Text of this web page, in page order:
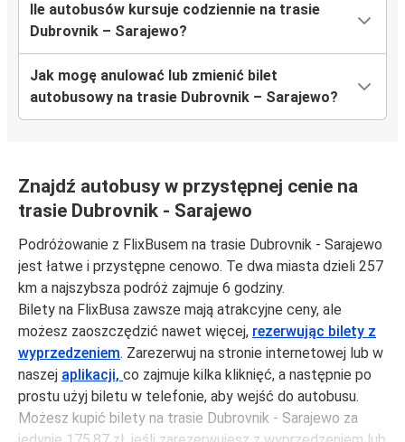
Ile autobusów kursuje codziennie na trasie
Dubrovnik – Sarajewo?
Jak mogę anulować lub zmienić bilet
autobusowy na trasie Dubrovnik – Sarajewo?
Znajdź autobusy w przystępnej cenie na
trasie Dubrovnik - Sarajewo
Podróżowanie z FlixBusem na trasie Dubrovnik - Sarajewo
jest łatwe i przystępne cenowo. Te dwa miasta dzieli 257
km a najszybsza podróż zajmuje 6 godziny.
Bilety na FlixBusa zawsze mają atrakcyjne ceny, ale
możesz zaoszczędzić nawet więcej, rezerwując bilety z
wyprzedzeniem. Zarezerwuj na stronie internetowej lub w
naszej aplikacji, co zajmuje kilka kliknięć, a następnie po
prostu użyj biletu w telefonie, aby wejść do autobusu.
Możesz kupić bilety na trasie Dubrovnik - Sarajewo za